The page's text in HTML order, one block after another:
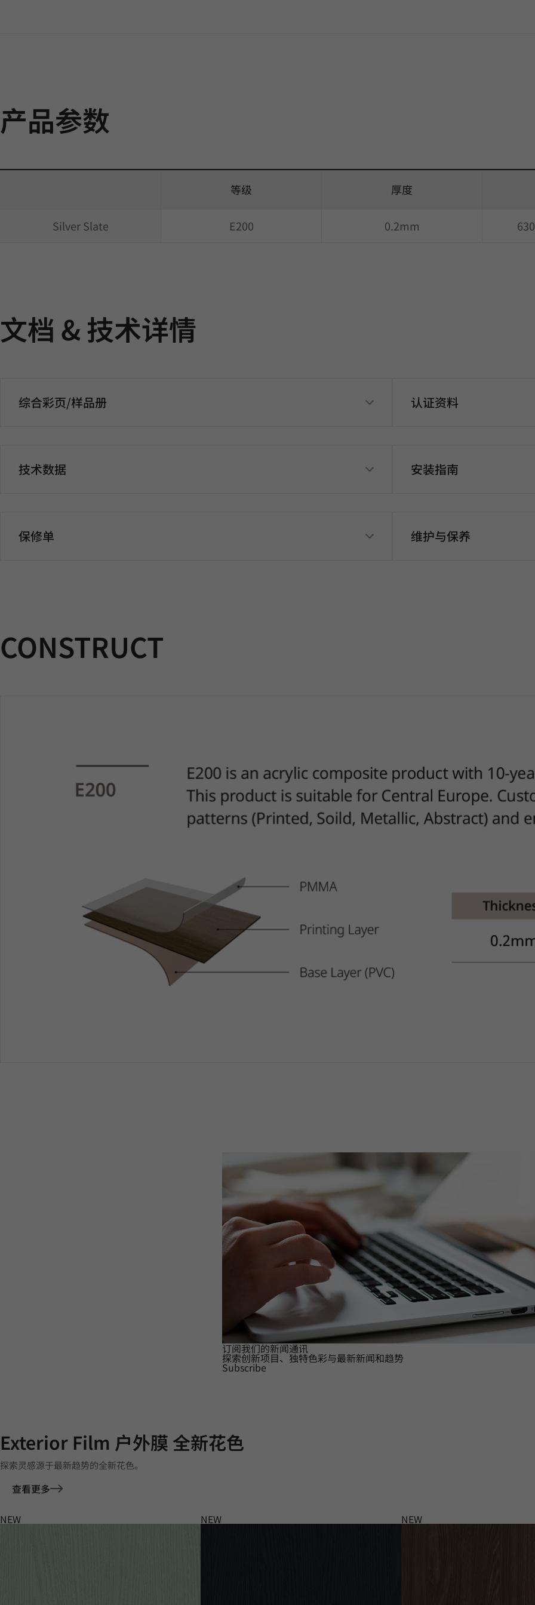
产品参数
等级 厚度
Silver Slate E200 0.2mm
文档 & 技术详情
综合彩页/样品册
技术数据
保修单
认证资料
安装指南
维护与保养
CONSTRUCT
订阅我们的新闻通讯
探索创新项目、独特色彩与最新新闻和趋势
Subscribe
Exterior Film 户外膜 全新花色
探索灵感源于最新趋势的全新花色。
查看更多
NEW NEW NEW